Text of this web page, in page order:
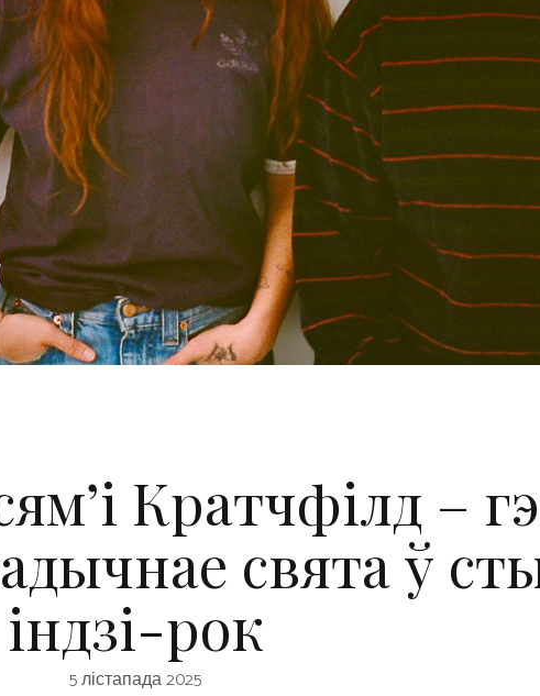
Кратчфілд –
свята ў
індзі-рок
5 лістапада 2025